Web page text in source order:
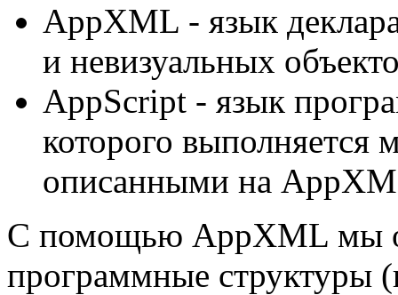
AppXML - язык
и невизуальных
AppScript - язык
которого выполняется
описанными на
С помощью AppXML мы
программные структуры